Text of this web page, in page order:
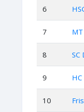
6
7
8 SC
9
10